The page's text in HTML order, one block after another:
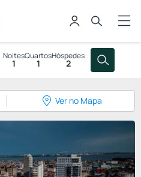
Noites
1
Quartos
1
Hóspedes
2
Ver no Mapa